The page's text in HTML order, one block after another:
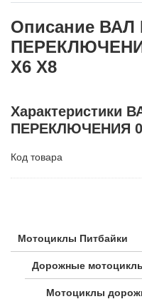
Мотоциклы Питбайки
Дорожные
Мотоциклы
Описание
X6 X8
Характеристики
ПЕРЕКЛЮЧЕНИЯ
Код товара